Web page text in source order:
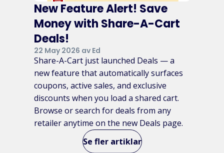
New Feature Alert! Save
Money with Share-A-Cart
Deals!
22 May 2026 av Ed
Share-A-Cart just launched Deals — a
new feature that automatically surfaces
coupons, active sales, and exclusive
discounts when you load a shared cart.
Browse or search for deals from any
retailer anytime on the new Deals page.
Se fler artiklar